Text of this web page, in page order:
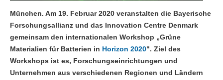
München. Am 19. Februar 2020 veranstalten die Bayerische
Forschungsallianz und das Innovation Centre Denmark
gemeinsam den internationalen Workshop „Grüne
Materialien für Batterien in Horizon 2020". Ziel des
Workshops ist es, Forschungseinrichtungen und
Unternehmen aus verschiedenen Regionen und Ländern